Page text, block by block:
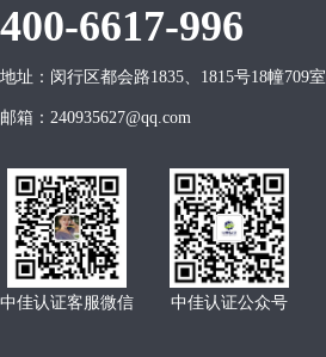
400-6617-996
地址：闵行区都会路1835、1815号18幢709室
邮箱：240935627@qq.com
中佳认证客服微信 中佳认证公众号